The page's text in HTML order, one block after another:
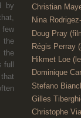
by
few
the
the
full
Christian
Nina
Doug Pray
Régis Perray
Hikmet Loe
Dominique
Stefano
Gilles
Christophe